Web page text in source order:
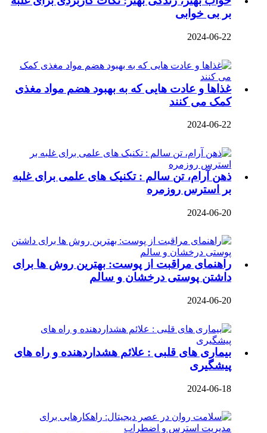
بر بی‌ خوابی
2024-06-22
غذاها و عادت‌ هایی که به بهبود هضم مواد مغذی
کمک می‌ کنند
2024-06-22
ذهن آرام، تن سالم : تکنیک‌ های علمی برای غلبه
بر استرس روزمره
2024-06-20
راهنمای مراقبت از پوست: بهترین روش‌ ها برای
داشتن پوستی درخشان و سالم
2024-06-20
بیماری‌ های قلبی : علائم هشداردهنده و راه‌ های
پیشگیری
2024-06-18